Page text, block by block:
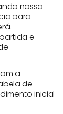
nossa
para
e
a
de
inicial